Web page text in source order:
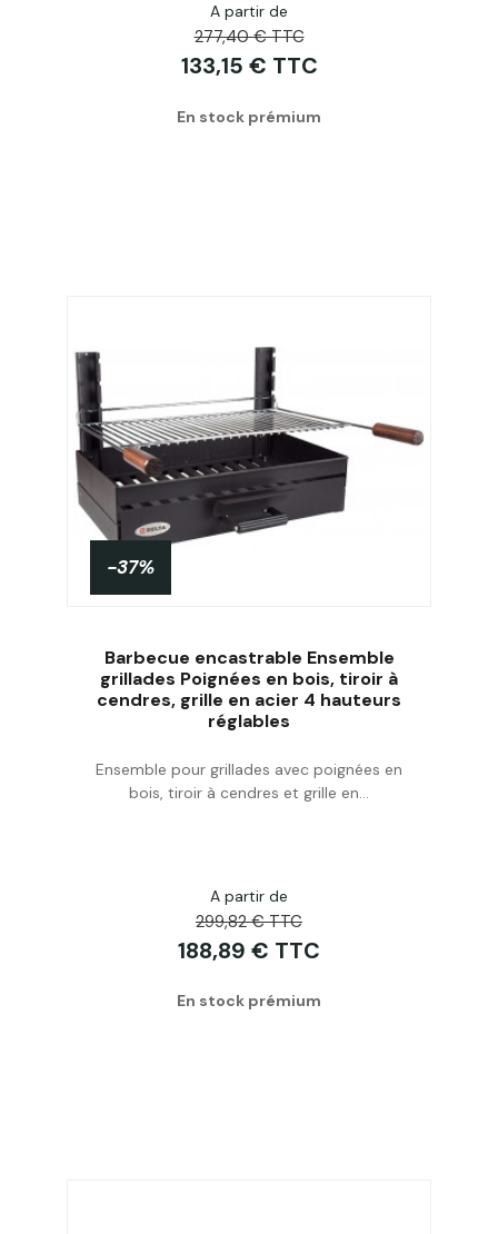
Acheter
A partir de
277,40 € TTC
133,15 € TTC
En stock prémium
Acheter
-37%
Barbecue encastrable Ensemble
grillades Poignées en bois, tiroir à
cendres, grille en acier 4 hauteurs
réglables
Ensemble pour grillades avec poignées en
bois, tiroir à cendres et grille en...
A partir de
299,82 € TTC
188,89 € TTC
En stock prémium